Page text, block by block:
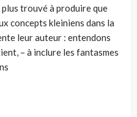
trouvé à produire que
concepts kleiniens dans la
leur auteur : entendons
– à inclure les fantasmes